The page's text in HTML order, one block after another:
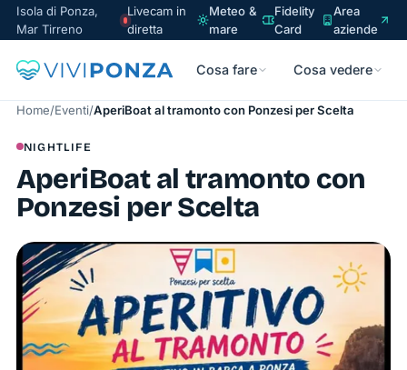
Isola di Ponza,
Mar Tirreno
Livecam in
diretta
Meteo &
mare
Fidelity
Card
Area
aziende
Cosa fare Cosa vedere
Home/Eventi/AperiBoat al tramonto con Ponzesi per Scelta
NIGHTLIFE
AperiBoat al tramonto con
Ponzesi per Scelta